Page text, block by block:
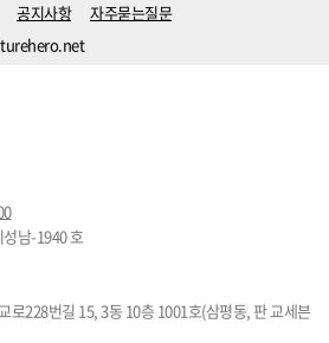
공지사항
자주묻는질문
남-1940 호
로228번길 15, 3동 10층 1001호(삼평동, 판 교세븐